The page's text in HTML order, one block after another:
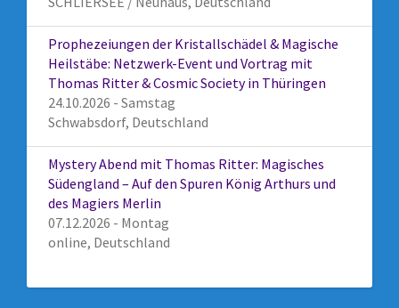
Prophezeiungen der Kristallschädel & Magische
Heilstäbe: Netzwerk-Event und Vortrag mit
Thomas Ritter & Cosmic Society in Thüringen
24.10.2026 - Samstag
Schwabsdorf, Deutschland
Mystery Abend mit Thomas Ritter: Magisches
Südengland – Auf den Spuren König Arthurs und
des Magiers Merlin
07.12.2026 - Montag
online, Deutschland